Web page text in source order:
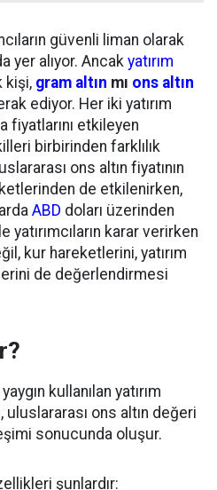
güvenli liman olarak
yer alıyor. Ancak yatırım
kişi, gram altın mı ons altın
ediyor. Her iki yatırım
fiyatlarını etkileyen
birbirinden farklılık
ons altın fiyatının
de etkilenirken,
ABD doları üzerinden
karar verirken
kur hareketlerini, yatırım
de değerlendirmesi
kullanılan yatırım
uluslararası ons altın değeri
sonucunda oluşur.
şunlardır: